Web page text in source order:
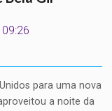
09:26
para uma nova
a noite da